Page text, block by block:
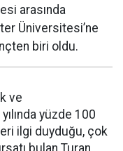
arasında
Üniversitesi’ne
biri oldu.
ve
yüzde 100
ilgi duyduğu, çok
bulan Turan,